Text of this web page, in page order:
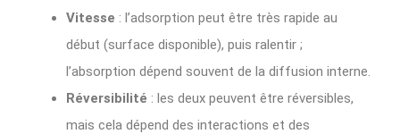
Vitesse : l’adsorption peut être très rapide au
début (surface disponible), puis ralentir ;
l’absorption dépend souvent de la diffusion interne.
Réversibilité : les deux peuvent être réversibles,
mais cela dépend des interactions et des